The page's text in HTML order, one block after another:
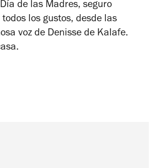
de las Madres, seguro
los gustos, desde las
voz de Denisse de Kalafe.